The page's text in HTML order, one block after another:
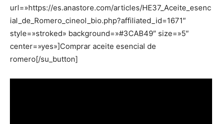
url=»https://es.anastore.com/articles/HE37_Aceite_esenc
ial_de_Romero_cineol_bio.php?affiliated_id=1671″
style=»stroked» background=»#3CAB49″ size=»5″
center=»yes»]Comprar aceite esencial de
romero[/su_button]